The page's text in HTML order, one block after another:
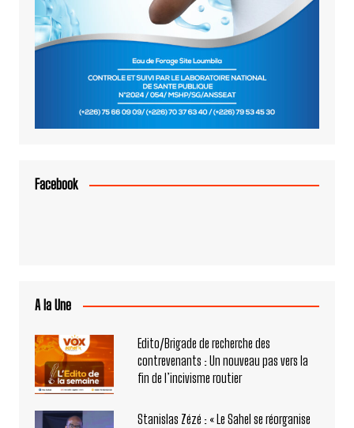
Facebook
A la Une
Edito/Brigade de recherche des
contrevenants : Un nouveau pas vers la
fin de l’incivisme routier
Stanislas Zézé : « Le Sahel se réorganise